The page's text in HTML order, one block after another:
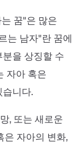
꿈"은 많은
는 남자"란 꿈에
을 상징할 수
자아 혹은
니다.
, 또는 새로운
은 자아의 변화,